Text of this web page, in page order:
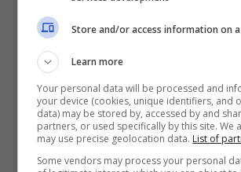
Store and/or access information on
Learn more
Your personal data will be processed and
your device (cookies, unique identifiers, and
data) may be stored by, accessed by and
partners, or used specifically by this site. We
may use precise geolocation data. List of
Some vendors may process your personal